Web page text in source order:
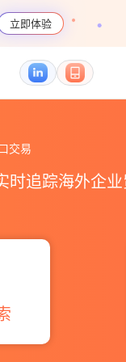
立即体验
交易
时追踪海外企